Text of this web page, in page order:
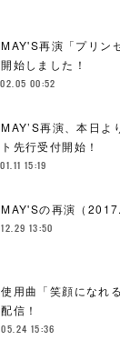
再演「プリン
始しました！
00:52
再演、本日よ
先行受付開始！
15:19
の再演（
13:50
用曲「笑顔になれ
信！
15:36